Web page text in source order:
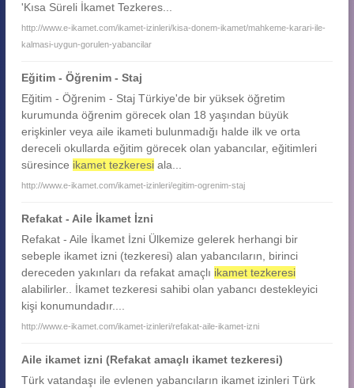
'Kısa Süreli İkamet Tezkeres...
http://www.e-ikamet.com/ikamet-izinleri/kisa-donem-ikamet/mahkeme-karari-ile-
kalmasi-uygun-gorulen-yabancilar
Eğitim - Öğrenim - Staj
Eğitim - Öğrenim - Staj Türkiye'de bir yüksek öğretim
kurumunda öğrenim görecek olan 18 yaşından büyük
erişkinler veya aile ikameti bulunmadığı halde ilk ve orta
dereceli okullarda eğitim görecek olan yabancılar, eğitimleri
süresince ikamet tezkeresi ala...
http://www.e-ikamet.com/ikamet-izinleri/egitim-ogrenim-staj
Refakat - Aile İkamet İzni
Refakat - Aile İkamet İzni Ülkemize gelerek herhangi bir
sebeple ikamet izni (tezkeresi) alan yabancıların, birinci
dereceden yakınları da refakat amaçlı ikamet tezkeresi
alabilirler.. İkamet tezkeresi sahibi olan yabancı destekleyici
kişi konumundadır....
http://www.e-ikamet.com/ikamet-izinleri/refakat-aile-ikamet-izni
Aile ikamet izni (Refakat amaçlı ikamet tezkeresi)
Türk vatandaşı ile evlenen yabancıların ikamet izinleri Türk